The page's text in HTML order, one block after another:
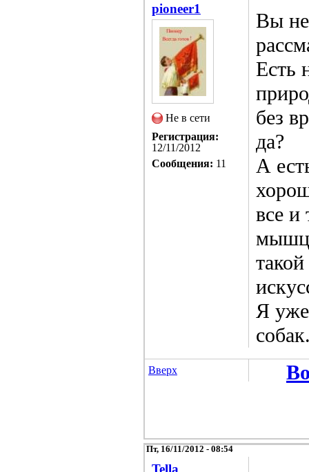
pioneer1
Не в сети
Регистрация:
12/11/2012
Сообщения: 11
Вы
Есть
без
да?
А
все и
Я
Вверх
Пт, 16/11/2012 - 08:54
Tella